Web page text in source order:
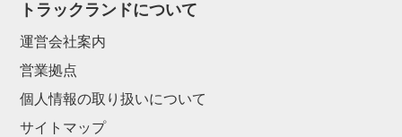
トラックランドについて
運営会社案内
営業拠点
個人情報の取り扱いについて
サイトマップ